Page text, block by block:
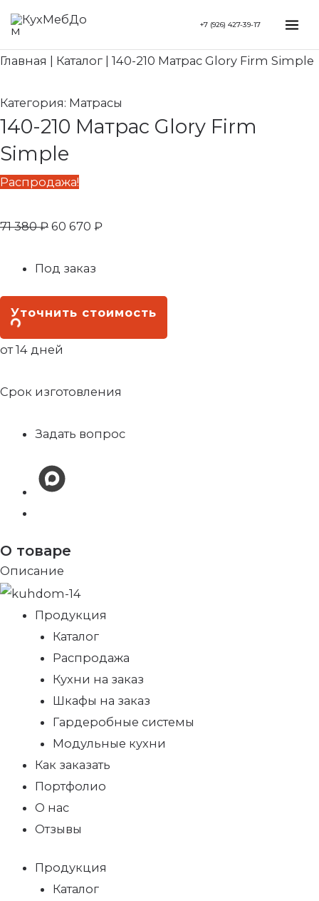
Перейти
содержимому
+7 (926) 427-39-17
Главная Каталог 140-210 Матрас Glory Firm Simple
Категория: Матрасы
140-210 Матрас Glory Firm
Simple
Распродажа!
71 380₽
Первоначальная
составляла
380 ₽.
60 670 ₽
60
Под заказ
Уточнить стоимость
от 14 дней
Срок изготовления
Задать вопрос
О товаре
Описание
Продукция
Каталог
Распродажа
Кухни на заказ
Шкафы на заказ
Гардеробные системы
Модульные кухни
Как заказать
Портфолио
О нас
Отзывы
Продукция
Каталог
Search...